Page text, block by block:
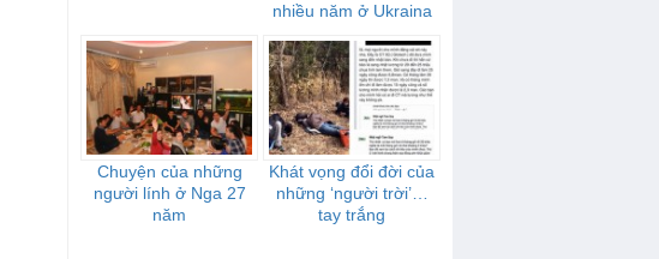
nhiều năm ở Ukraina
Chuyện của những
người lính ở Nga 27
năm
Khát vọng đổi đời của
những ‘người trời’…
tay trắng